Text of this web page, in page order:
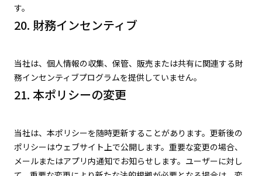
す。
20. 財務インセンティブ
当社は、個人情報の収集、保管、販売または共有に関連する財
務インセンティブプログラムを提供していません。
21. 本ポリシーの変更
当社は、本ポリシーを随時更新することがあります。更新後の
ポリシーはウェブサイト上で公開します。重要な変更の場合、
メールまたはアプリ内通知でお知らせします。ユーザーに対し